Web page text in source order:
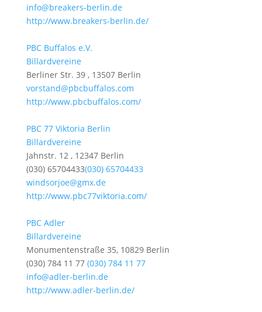
info@breakers-berlin.de
http://www.breakers-berlin.de/
PBC Buffalos e.V.
Billardvereine
Berliner Str. 39 , 13507 Berlin
vorstand@pbcbuffalos.com
http://www.pbcbuffalos.com/
PBC 77 Viktoria Berlin
Billardvereine
Jahnstr. 12 , 12347 Berlin
(030) 65704433(030) 65704433
windsorjoe@gmx.de
http://www.pbc77viktoria.com/
PBC Adler
Billardvereine
Monumentenstraße 35, 10829 Berlin
(030) 784 11 77 (030) 784 11 77
info@adler-berlin.de
http://www.adler-berlin.de/